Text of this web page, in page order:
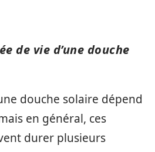
de vie d’une douche
douche solaire dépend
en général, ces
durer plusieurs